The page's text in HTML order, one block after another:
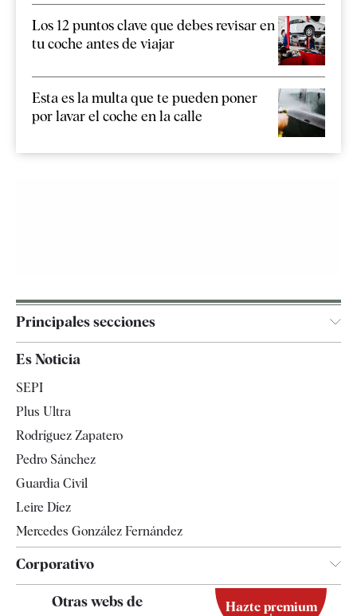
Los 12 puntos clave que debes revisar en
tu coche antes de viajar
Esta es la multa que te pueden poner
por lavar el coche en la calle
Principales secciones
España
Televisión
Es Noticia
SEPI
Plus Ultra
Rodríguez Zapatero
Pedro Sánchez
Guardia Civil
Leire Díez
Mercedes González Fernández
Corporativo
Contacto
Otras webs de Hazte premium